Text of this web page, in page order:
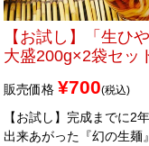
【お試し】「生ひ
大盛200g×2袋セッ
販売価格 ¥700 税込
【お試し】完成までに2
出来あがった『幻の生麺